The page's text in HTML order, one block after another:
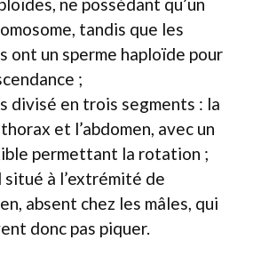
tandis que les
ont un sperme haploïde pour
;
divisé en trois segments : la
et l’abdomen, avec un
permettant la rotation ;
situé à l’extrémité de
absent chez les mâles, qui
donc pas piquer.